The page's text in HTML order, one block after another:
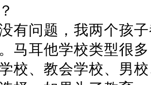
有问题，我两个孩
马耳他学校类型很
校、教会学校、男